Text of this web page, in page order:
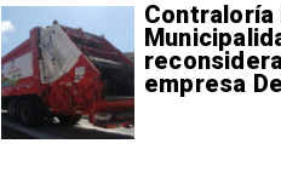
Contraloría
empresa